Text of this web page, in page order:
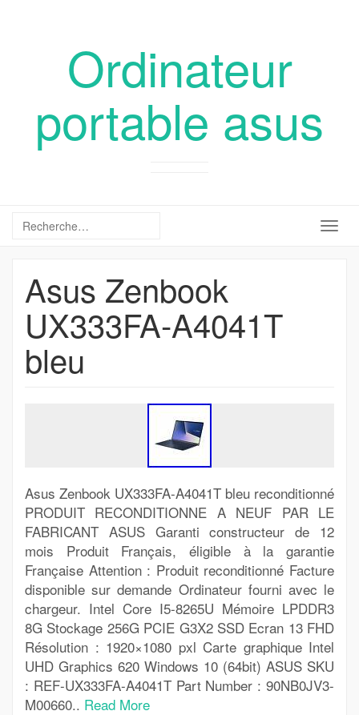
Ordinateur
portable asus
Asus Zenbook
UX333FA-A4041T
bleu
Asus Zenbook UX333FA-A4041T bleu reconditionné
PRODUIT RECONDITIONNE A NEUF PAR LE
FABRICANT ASUS Garanti constructeur de 12
mois Produit Français, éligible à la garantie
Française Attention : Produit reconditionné Facture
disponible sur demande Ordinateur fourni avec le
chargeur. Intel Core I5-8265U Mémoire LPDDR3
8G Stockage 256G PCIE G3X2 SSD Ecran 13 FHD
Résolution : 1920×1080 pxl Carte graphique Intel
UHD Graphics 620 Windows 10 (64bit) ASUS SKU
: REF-UX333FA-A4041T Part Number : 90NB0JV3-
M00660.. Read More